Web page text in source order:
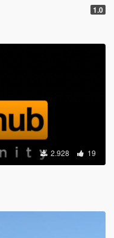
1.0
2.928 19